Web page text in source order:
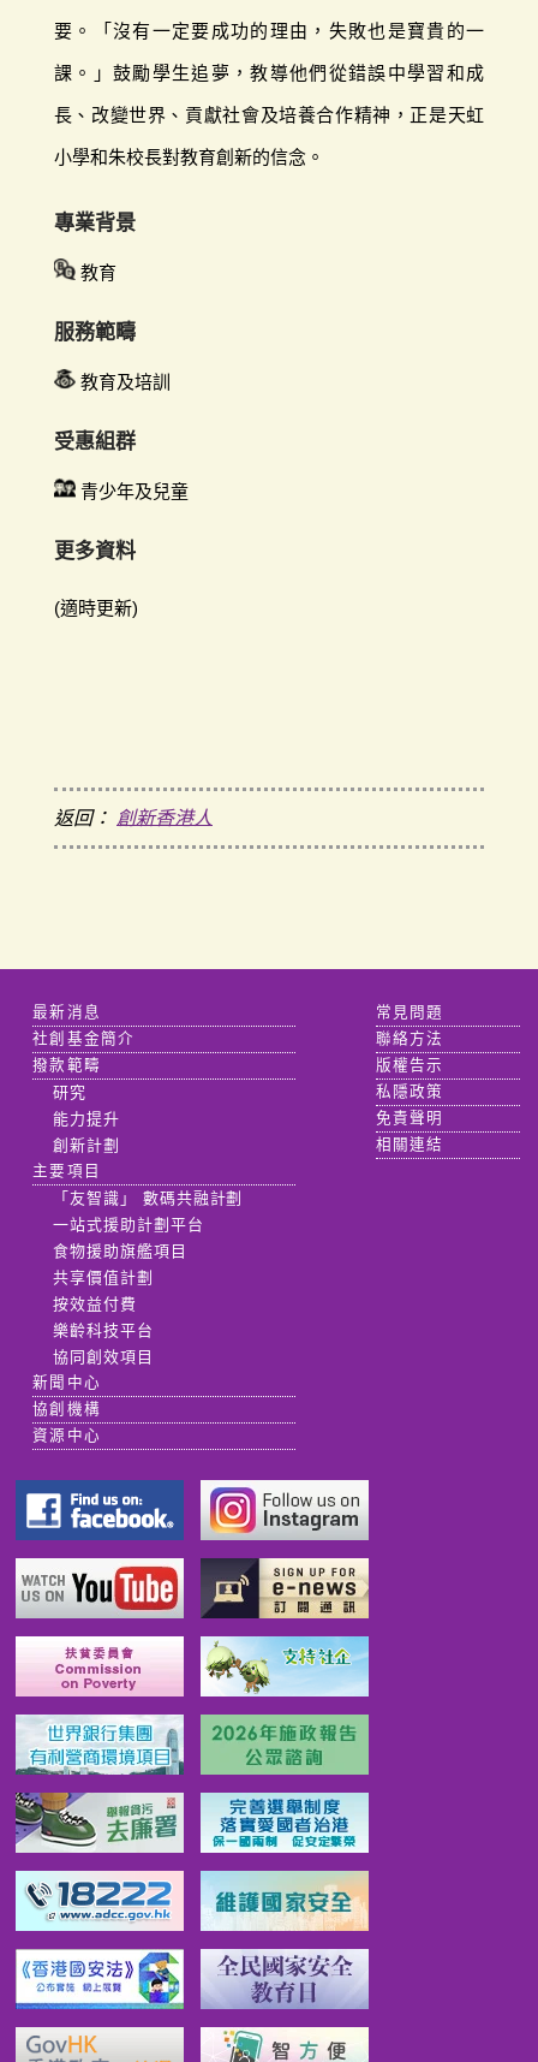
要。「沒有一定要成功的理由，失敗也是寶貴的一
課。」鼓勵學生追夢，教導他們從錯誤中學習和成
長、改變世界、貢獻社會及培養合作精神，正是天虹
小學和朱校長對教育創新的信念。
專業背景
教育
服務範疇
教育及培訓
受惠組群
青少年及兒童
更多資料
(適時更新)
返回： 創新香港人
最新消息
社創基金簡介
撥款範疇
研究
能力提升
創新計劃
主要項目
「友智識」 數碼共融計劃
一站式援助計劃平台
食物援助旗艦項目
共享價值計劃
按效益付費
樂齡科技平台
協同創效項目
新聞中心
協創機構
資源中心
常見問題
聯絡方法
版權告示
私隱政策
免責聲明
相關連結